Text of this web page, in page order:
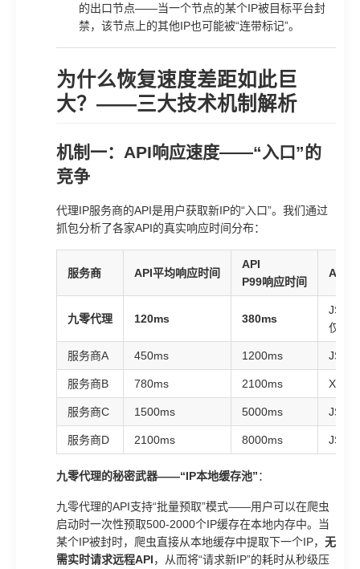
的出口节点——当一个节点的某个IP被目标平台封
禁，该节点上的其他IP也可能被“连带标记”。
为什么恢复速度差距如此巨
大？——三大技术机制解析
机制一：API响应速度——“入口”的
竞争
代理IP服务商的API是用户获取新IP的“入口”。我们通过
抓包分析了各家API的真实响应时间分布：
服务商 API平均响应时间
API
P99响应时间
API
九零代理 120ms 380ms
仅返
服务商A 450ms 1200ms
服务商B 780ms 2100ms XML
服务商C 1500ms 5000ms
服务商D 2100ms 8000ms
九零代理的秘密武器——“IP本地缓存池”：
九零代理的API支持“批量预取”模式——用户可以在爬虫
启动时一次性预取500-2000个IP缓存在本地内存中。当
某个IP被封时，爬虫直接从本地缓存中提取下一个IP， 无
需实时请求远程API，从而将“请求新IP”的耗时从秒级压